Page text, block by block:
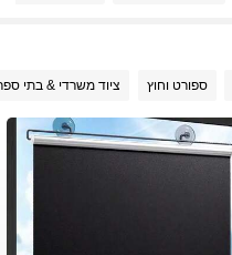
ספורט וחוץ ציוד משרדי & בתי